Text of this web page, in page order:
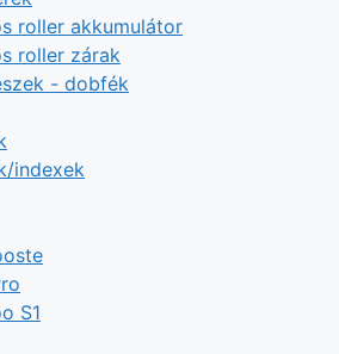
roller akkumulátor
roller zárak
- dobfék
indexek
S1